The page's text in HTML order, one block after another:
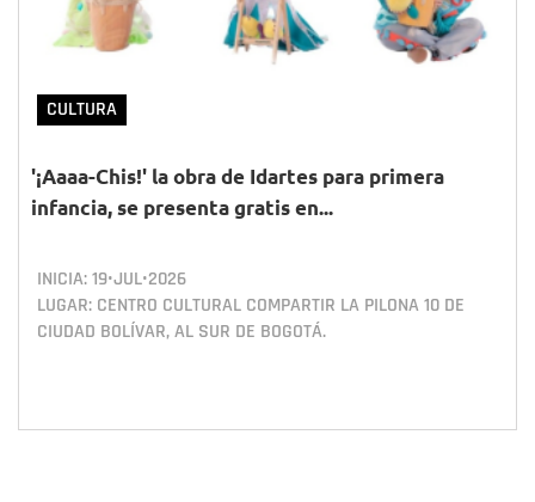
CULTURA
'¡Aaaa-Chis!' la obra de Idartes para primera
infancia, se presenta gratis en...
INICIA:19•JUL•2026
LUGAR: CENTRO CULTURAL COMPARTIR LA PILONA 10 DE
CIUDAD BOLÍVAR, AL SUR DE BOGOTÁ.